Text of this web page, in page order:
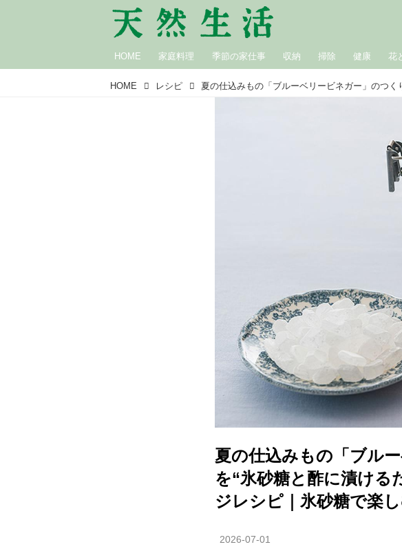
HOME 家庭料理 季節の家仕事 収納 掃除 健康 花
HOME レシピ
夏の仕込みもの「ブル
を“氷砂糖と酢に漬ける
ジレシピ｜氷砂糖で楽
2026-07-01